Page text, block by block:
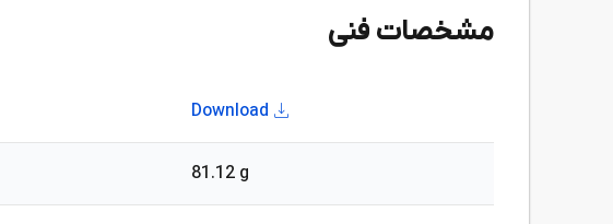
مشخصات فنی
Download
81.12 g